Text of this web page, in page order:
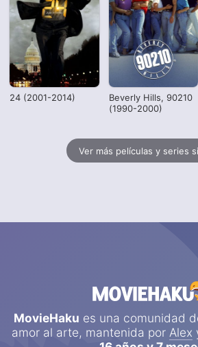
24 (2001-2014)
Beverly Hills, 90210
(1990-2000)
Ver más películas y series
MovieHaku es una comunidad
amor al arte, mantenida por Alex